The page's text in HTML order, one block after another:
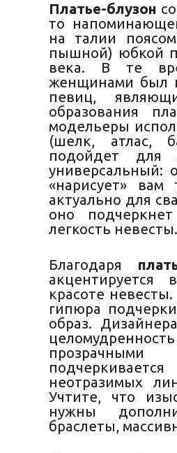
Платье-блузон
то
на талии
пышной) юбкой
века. В те
женщинами был
певиц,
образования
модельеры
(шелк, атлас,
подойдет для
универсальный:
«нарисует» вам
актуально для
оно
легкость невесты.
Благодаря
акцентируется
красоте
гипюра
образ.
неотразимых
Учтите, что
нужны
браслеты,